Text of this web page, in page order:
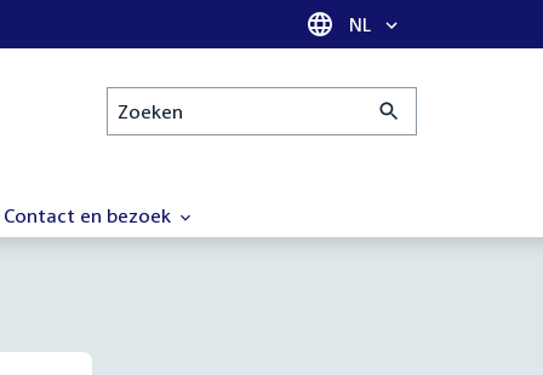
Taal selectie
NL
Zoeken
Contact en bezoek